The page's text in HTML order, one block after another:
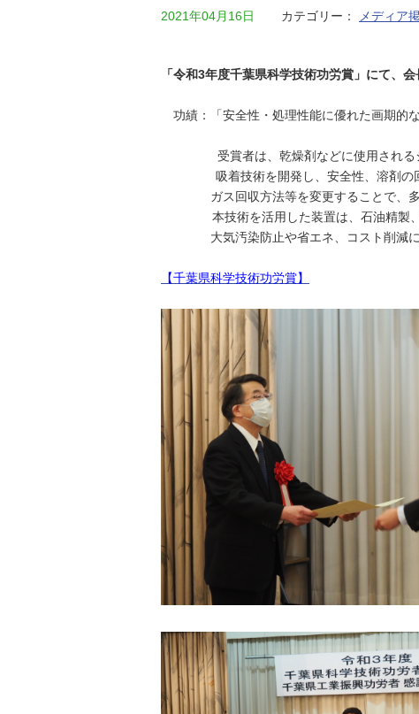
2021年04月16日 カテゴリー： メディア
「令和3年度千葉県科学技術功労賞」にて、
功績：「安全性・処理性能に優れた画期的
受賞者は、乾燥剤などに使用されるシ
吸着技術を開発し、安全性、溶剤の回
ガス回収方法等を変更することで、多種
本技術を活用した装置は、石油精製、石
大気汚染防止や省エネ、コスト削減に
【千葉県科学技術功労賞】